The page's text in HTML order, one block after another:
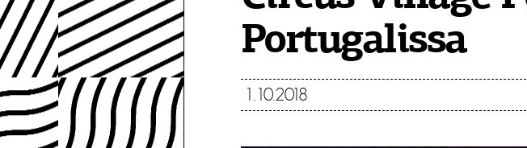
Portugalissa
1.10.2018